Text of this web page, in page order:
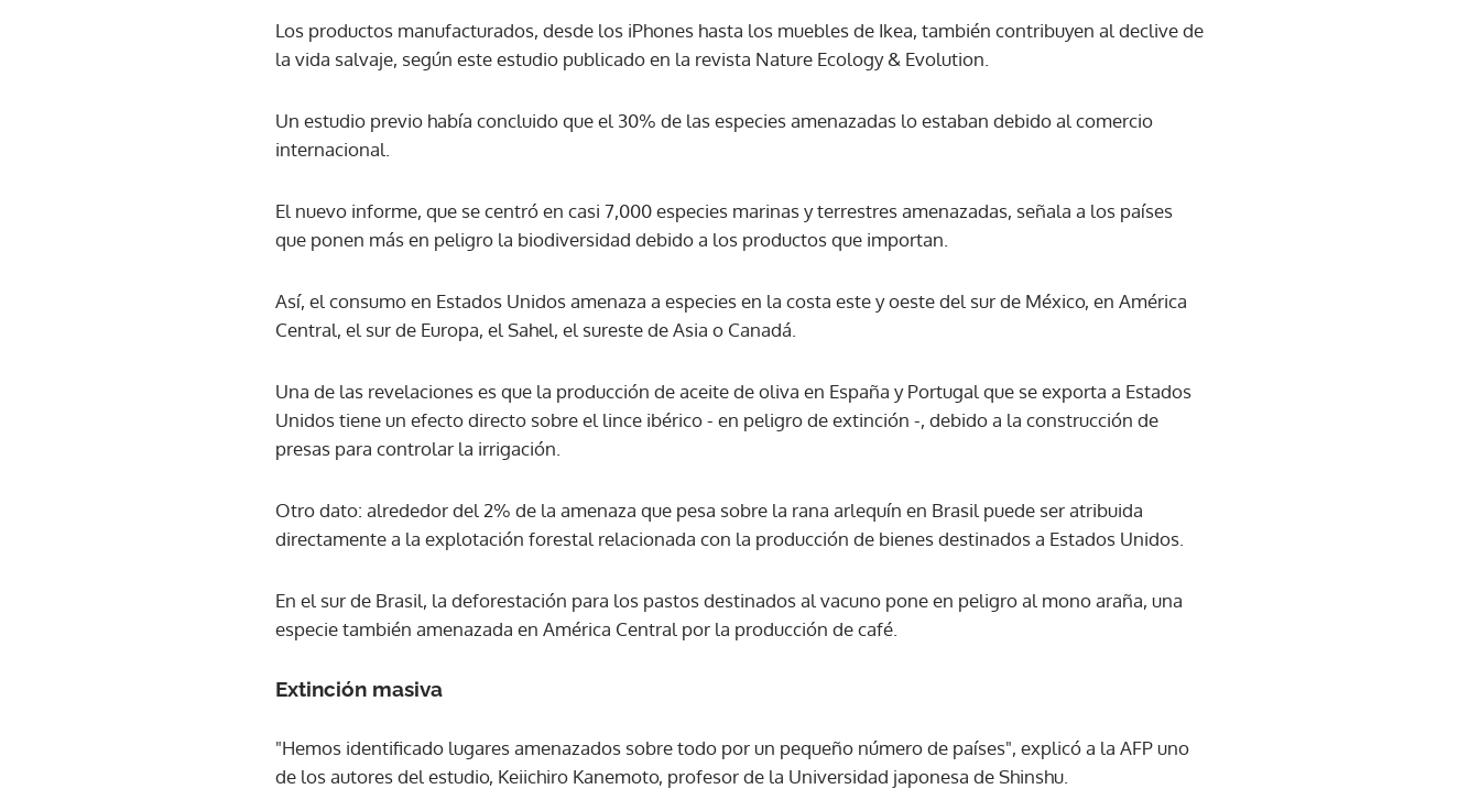
Gracias por suscribirte a nuestro boletín.
Los productos manufacturados, desde los iPhones hasta los muebles de Ikea, también contribuyen al declive de
la vida salvaje, según este estudio publicado en la revista Nature Ecology & Evolution.
Un estudio previo había concluido que el 30% de las especies amenazadas lo estaban debido al comercio
internacional.
El nuevo informe, que se centró en casi 7,000 especies marinas y terrestres amenazadas, señala a los países
que ponen más en peligro la biodiversidad debido a los productos que importan.
Así, el consumo en Estados Unidos amenaza a especies en la costa este y oeste del sur de México, en América
Central, el sur de Europa, el Sahel, el sureste de Asia o Canadá.
Una de las revelaciones es que la producción de aceite de oliva en España y Portugal que se exporta a Estados
Unidos tiene un efecto directo sobre el lince ibérico - en peligro de extinción -, debido a la construcción de
presas para controlar la irrigación.
Otro dato: alrededor del 2% de la amenaza que pesa sobre la rana arlequín en Brasil puede ser atribuida
directamente a la explotación forestal relacionada con la producción de bienes destinados a Estados Unidos.
En el sur de Brasil, la deforestación para los pastos destinados al vacuno pone en peligro al mono araña, una
especie también amenazada en América Central por la producción de café.
Extinción masiva
"Hemos identificado lugares amenazados sobre todo por un pequeño número de países", explicó a la AFP uno
de los autores del estudio, Keiichiro Kanemoto, profesor de la Universidad japonesa de Shinshu.